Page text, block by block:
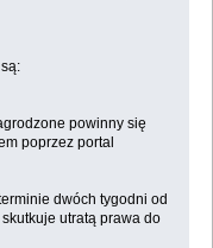
powinny się
poprzez portal
dwóch tygodni od
utratą prawa do